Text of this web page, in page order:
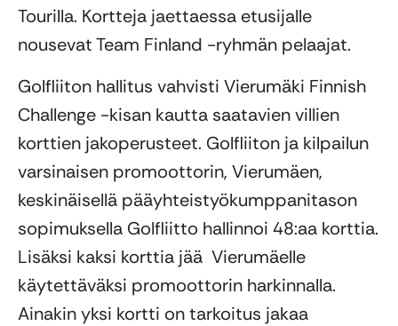
Tourilla. Kortteja jaettaessa etusijalle
nousevat Team Finland -ryhmän pelaajat.
Golfliiton hallitus vahvisti Vierumäki Finnish
Challenge -kisan kautta saatavien villien
korttien jakoperusteet. Golfliiton ja kilpailun
varsinaisen promoottorin, Vierumäen,
keskinäisellä pääyhteistyökumppanitason
sopimuksella Golfliitto hallinnoi 48:aa korttia.
Lisäksi kaksi korttia jää Vierumäelle
käytettäväksi promoottorin harkinnalla.
Ainakin yksi kortti on tarkoitus jakaa